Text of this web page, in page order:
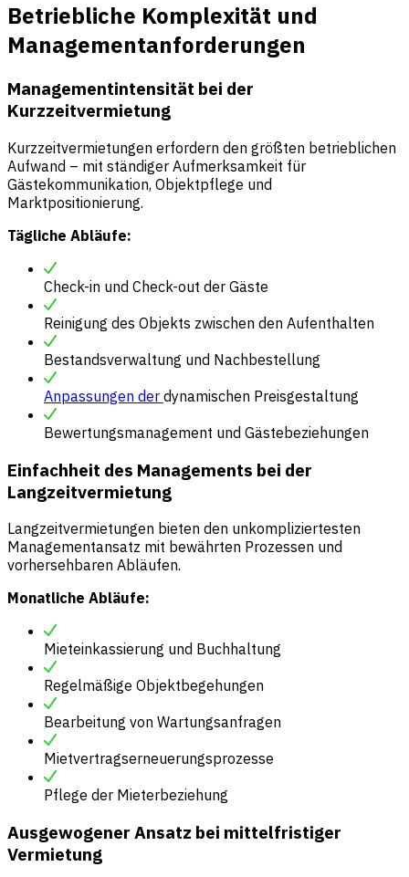
Betriebliche Komplexität und
Managementanforderungen
Managementintensität bei der
Kurzzeitvermietung
Kurzzeitvermietungen erfordern den größten betrieblichen
Aufwand – mit ständiger Aufmerksamkeit für
Gästekommunikation, Objektpflege und
Marktpositionierung.
Tägliche Abläufe:
Check-in und Check-out der Gäste
Reinigung des Objekts zwischen den Aufenthalten
Bestandsverwaltung und Nachbestellung
Anpassungen der dynamischen Preisgestaltung
Bewertungsmanagement und Gästebeziehungen
Einfachheit des Managements bei der
Langzeitvermietung
Langzeitvermietungen bieten den unkompliziertesten
Managementansatz mit bewährten Prozessen und
vorhersehbaren Abläufen.
Monatliche Abläufe:
Mieteinkassierung und Buchhaltung
Regelmäßige Objektbegehungen
Bearbeitung von Wartungsanfragen
Mietvertragserneuerungsprozesse
Pflege der Mieterbeziehung
Ausgewogener Ansatz bei mittelfristiger
Vermietung